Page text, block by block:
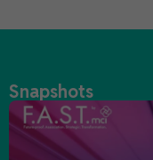
Snapshots